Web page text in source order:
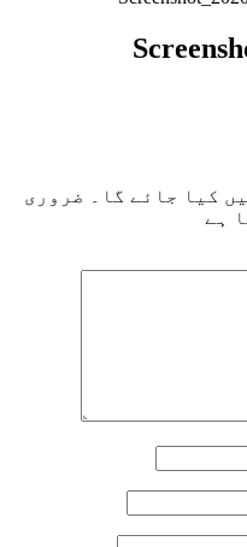
کیا جائے گا۔
ضروری
ہے